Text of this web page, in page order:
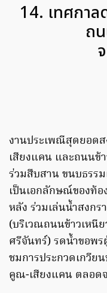
14. เทศกา
ถ
งานประเพณีสุดยอด
เสียงแคน และถนนข้
ร่วมสืบสาน ขนบธรร
เป็นเอกลักษณ์ของท้
หลัง ร่วมเล่นน้ำสงก
(บริเวณถนนข้าวเห
ศรีจันทร์) รดน้ำขอพร
ชมการประกวดเกวีย
คูณ-เสียงแคน ตลอด